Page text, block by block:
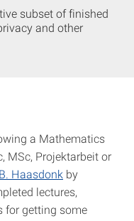
subset of finished
and other
a Mathematics
MSc, Projektarbeit or
B. Haasdonk by
lectures,
for getting some